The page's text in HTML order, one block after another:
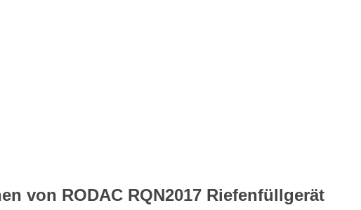
von RODAC RQN2017 Riefenfüllgerät